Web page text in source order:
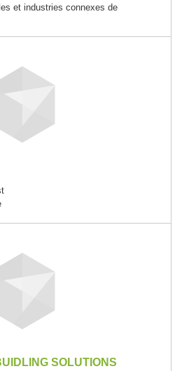
et industries connexes de
SOLUTIONS